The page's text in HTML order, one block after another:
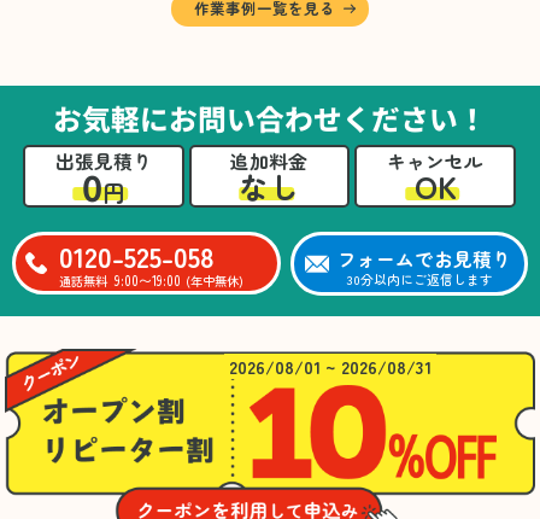
A様から「手際よく進めてくれて助かりまし
るのは難しかったと思います」との温かいお言
葉をいただきました。遺品整理という心の負担
が大きい作業において、少しでもA様の力にな
れたことをスタッフ一同嬉しく思います。
作業事例一覧を見る
お気軽にお問い合わせください！
出張見積り
0円
追加料金
なし
キャンセル
OK
0120-525-058
通話無料 9:00〜19:00 (年中無休)
フォームでお見積り
30分以内にご返信します
2026/08/01 ~ 2026/08/31